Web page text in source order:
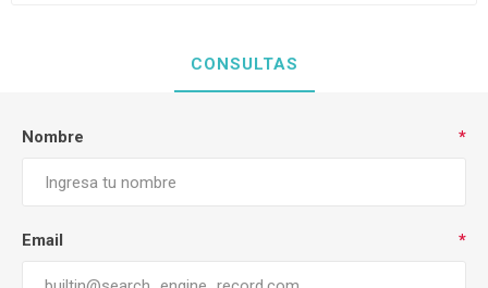
CONSULTAS
Nombre *
Email *